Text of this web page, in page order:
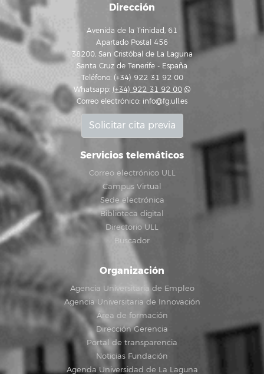
Dirección
Avenida de la Trinidad, 61
Apartado Postal 456
38200, San Cristóbal de La Laguna
Santa Cruz de Tenerife - España
Teléfono: (+34) 922 31 92 00
Whatsapp: (+34) 922 31 92 00
Correo electrónico: info@fg.ull.es
Solicitar cita previa
Servicios telemáticos
Correo electrónico ULL
Campus Virtual
Sede electrónica
Biblioteca digital
Directorio ULL
Buscador
Organización
Agencia Universitaria de Empleo
Agencia Universitaria de Innovación
Área de formación
Dirección Gerencia
Portal de transparencia
Noticias Fundación
Agenda Universidad de La Laguna